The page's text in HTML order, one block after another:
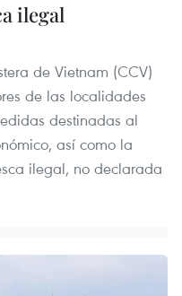
ilegal
de Vietnam (CCV)
de las localidades
destinadas al
así como la
ilegal, no declarada